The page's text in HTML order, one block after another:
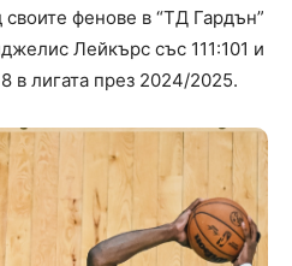
своите фенове в “ТД Гардън”
Лейкърс със 111:101 и
в лигата през 2024/2025.